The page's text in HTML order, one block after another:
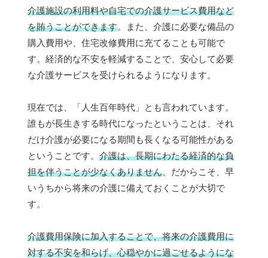
介護施設の利用料や自宅での介護サービス費用など
を賄うことができます。また、介護に必要な備品の
購入費用や、住宅改修費用に充てることも可能で
す。経済的な不安を軽減することで、安心して必要
な介護サービスを受けられるようになります。
現在では、「人生百年時代」とも言われています。
誰もが長生きする時代になったということは、それ
だけ介護が必要になる期間も長くなる可能性がある
ということです。 介護は、長期にわたる経済的な負
担を伴うことが少なくありません。だからこそ、早
いうちから将来の介護に備えておくことが大切で
す。
介護費用保険に加入することで、将来の介護費用に
対する不安を和らげ、心穏やかに過ごせるようにな